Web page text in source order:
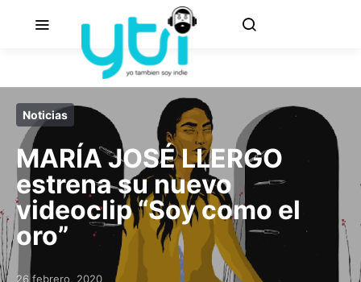
Noticias
MARÍA JOSÉ LLERGO
estrena su nuevo
videoclip “Soy como el
oro”
26 febrero, 2020